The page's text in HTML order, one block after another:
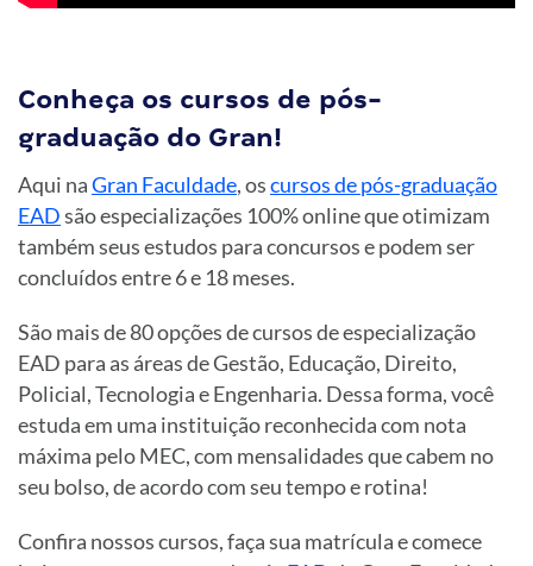
Conheça os cursos de pós-
graduação do Gran!
Aqui naGran Faculdade, oscursos de pós-graduação
EADsão especializações 100% online que otimizam
também seus estudos para concursos e podem ser
concluídos entre 6 e 18 meses.
São mais de 80 opções de cursos de especialização
EAD para as áreas de Gestão, Educação, Direito,
Policial, Tecnologia e Engenharia. Dessa forma, você
estuda em uma instituição reconhecida com nota
máxima pelo MEC, com mensalidades que cabem no
seu bolso, de acordo com seu tempo e rotina!
Confira nossos cursos, faça sua matrícula e comece